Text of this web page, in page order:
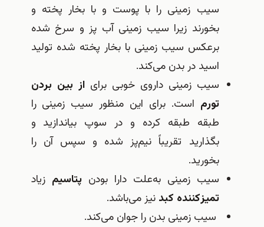
سیب زمینی را با پوست و با بخار پخته و
بخورند زیرا سیب زمینی آب پز و سرخ شده
برعكس سیب زمینی با بخار پخته شده تولید
اسید در بدن می‌كند‌.
سیب زمینی داروی خوبی برایاز بین بردن
تورم است‌. برای این منظور سیب زمینی را
طبقه طبقه كرده و در سوپ بیاندازید و
بگذارید تقریباً نیم‌پز شده و سپس آن را
بخورید.
سیب زمینی به‌علت دارا بودنپتاسیم زیاد
تمیز‌كننده كبد نیز می‌باشد‌.
سیب زمینی بدن را جوان می‌كند‌.